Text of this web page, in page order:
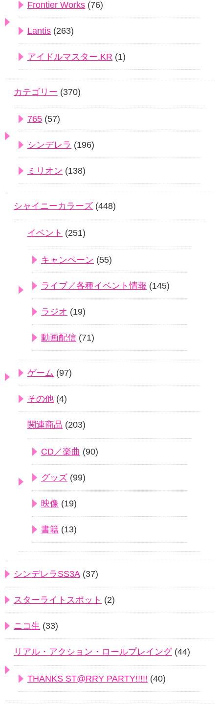
Frontier Works (76)
Lantis (263)
アイドルマスター.KR (1)
カテゴリー (370)
765 (57)
シンデレラ (196)
ミリオン (138)
シャイニーカラーズ (448)
イベント (251)
キャンペーン (55)
ライブ／各種イベント情報 (145)
ラジオ (19)
動画配信 (71)
ゲーム (97)
その他 (4)
関連商品 (203)
CD／楽曲 (90)
グッズ (99)
映像 (19)
書籍 (13)
シンデレラSS3A (37)
スターライトスポット (2)
ニコ生 (33)
リアル・アクション・ロールプレイング(44)
THANKS ST@RRY PARTY!!!!! (40)